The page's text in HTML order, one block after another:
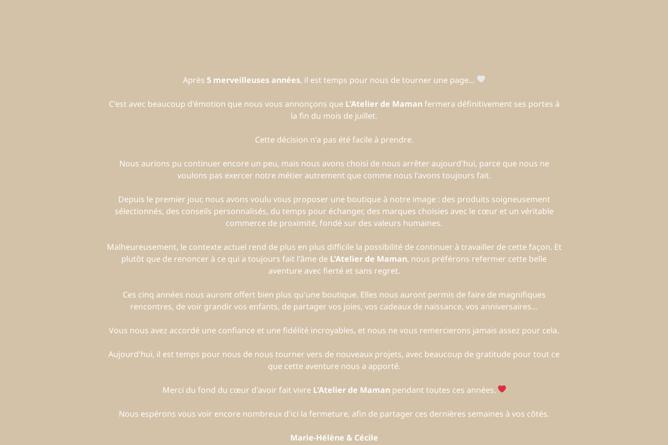
Après 5 merveilleuses années, il est temps pour nous de tourner une page…
C'est avec beaucoup d'émotion que nous vous annonçons que L'Atelier de Maman fermera définitivement ses portes à
la fin du mois de juillet.
Cette décision n'a pas été facile à prendre.
Nous aurions pu continuer encore un peu, mais nous avons choisi de nous arrêter aujourd'hui, parce que nous ne
voulons pas exercer notre métier autrement que comme nous l'avons toujours fait.
Depuis le premier jour, nous avons voulu vous proposer une boutique à notre image : des produits soigneusement
sélectionnés, des conseils personnalisés, du temps pour échanger, des marques choisies avec le cœur et un véritable
commerce de proximité, fondé sur des valeurs humaines.
Malheureusement, le contexte actuel rend de plus en plus difficile la possibilité de continuer à travailler de cette façon. Et
plutôt que de renoncer à ce qui a toujours fait l'âme de L'Atelier de Maman, nous préférons refermer cette belle
aventure avec fierté et sans regret.
Ces cinq années nous auront offert bien plus qu'une boutique. Elles nous auront permis de faire de magnifiques
rencontres, de voir grandir vos enfants, de partager vos joies, vos cadeaux de naissance, vos anniversaires…
Vous nous avez accordé une confiance et une fidélité incroyables, et nous ne vous remercierons jamais assez pour cela.
Aujourd'hui, il est temps pour nous de nous tourner vers de nouveaux projets, avec beaucoup de gratitude pour tout ce
que cette aventure nous a apporté.
Merci du fond du cœur d'avoir fait vivre L'Atelier de Maman pendant toutes ces années.
Nous espérons vous voir encore nombreux d'ici la fermeture, afin de partager ces dernières semaines à vos côtés.
Marie-Hélène & Cécile